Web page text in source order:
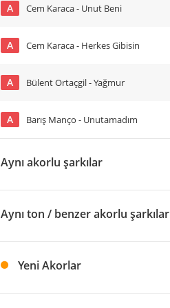
A Cem Karaca - Unut Beni
A Cem Karaca - Herkes Gibisin
A Bülent Ortaçgil - Yağmur
A Barış Manço - Unutamadım
Aynı akorlu şarkılar
Aynı ton / benzer akorlu şarkılar
Yeni Akorlar